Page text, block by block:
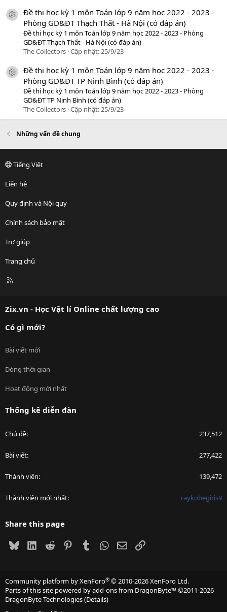
icon tài liệu
Đề thi học kỳ 1 môn Toán lớp 9 năm học 2022 - 2023 -
Phòng GD&ĐT Thạch Thất - Hà Nội (có đáp án)
Đề thi học kỳ 1 môn Toán lớp 9 năm học 2022 - 2023 - Phòng
GD&ĐT Thạch Thất - Hà Nội (có đáp án)
The Collectors Cập nhật:25/9/23
icon tài liệu
Đề thi học kỳ 1 môn Toán lớp 9 năm học 2022 - 2023 -
Phòng GD&ĐT TP Ninh Bình (có đáp án)
Đề thi học kỳ 1 môn Toán lớp 9 năm học 2022 - 2023 - Phòng
GD&ĐT TP Ninh Bình (có đáp án)
The Collectors Cập nhật: 25/9/23
Những vấn đề chung
Tiếng Việt
Liên hệ
Quy định và Nội quy
Chính sách bảo mật
Trợ giúp
Trang chủ
R
Zix.vn - Học Vật lí Online chất lượng cao
Có gì mới?
Bài viết mới
Dòng thời gian
Hoạt động mới nhất
Thống kê diễn đàn
Chủ đề 237,512
Bài viết 277,422
Thành viên 139,472
Thành viên mới nhất raykobegiris9
Share this page
BlueskyLinkedIn
Reddit PinterestTumblrWhatsApp
EmailLink
Community platform by XenForo® © 2010-2026 XenForo Ltd.
Parts of this site powered byadd-ons from DragonByte™©2011-2026
DragonByte Technologies(Details)